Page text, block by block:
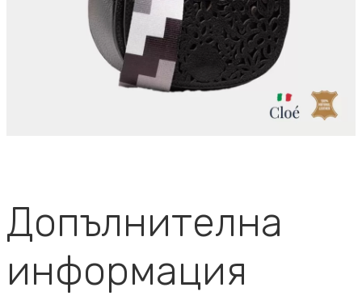
Допълнителна
информация